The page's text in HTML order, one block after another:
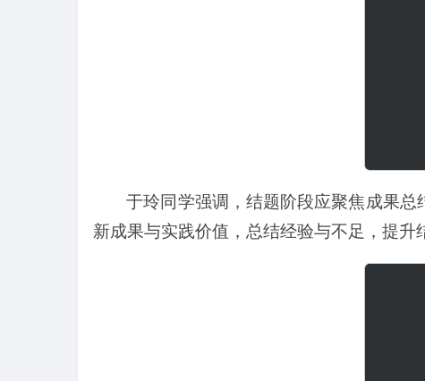
于玲同学强调，结题阶段应聚焦成果
新成果与实践价值，总结经验与不足，提升